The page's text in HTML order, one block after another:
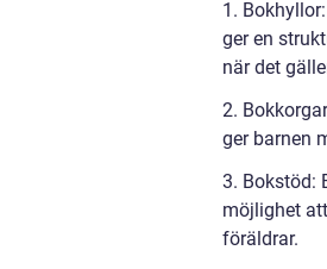
1.
ger en
när det
2.
ger barnen
3. Bokstöd:
möjlighet
föräldrar.